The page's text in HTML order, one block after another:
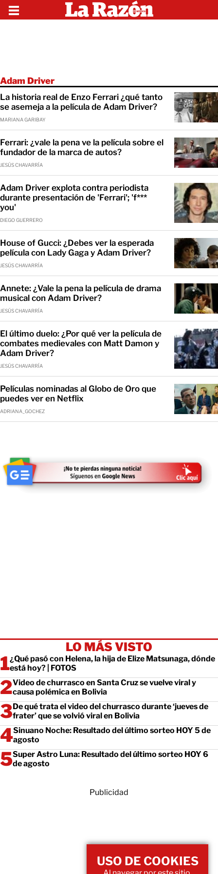
Adam Driver
La historia real de Enzo Ferrari ¿qué tanto
se asemeja a la película de Adam Driver?
MARIANA GARIBAY
Ferrari: ¿vale la pena ve la película sobre el
fundador de la marca de autos?
JESÚS CHAVARRÍA
Adam Driver explota contra periodista
durante presentación de 'Ferrari'; 'f***
you'
DIEGO GUERRERO
House of Gucci: ¿Debes ver la esperada
película con Lady Gaga y Adam Driver?
JESÚS CHAVARRÍA
Annete: ¿Vale la pena la película de drama
musical con Adam Driver?
JESÚS CHAVARRÍA
El último duelo: ¿Por qué ver la película de
combates medievales con Matt Damon y
Adam Driver?
JESÚS CHAVARRÍA
Películas nominadas al Globo de Oro que
puedes ver en Netflix
ADRIANA_GOCHEZ
LO MÁS VISTO
¿Qué pasó con Helena, la hija de Elize Matsunaga, dónde
está hoy? | FOTOS
Video de churrasco en Santa Cruz se vuelve viral y
causa polémica en Bolivia
De qué trata el video del churrasco durante ‘jueves de
frater’ que se volvió viral en Bolivia
Sinuano Noche: Resultado del último sorteo HOY 5 de
agosto
Super Astro Luna: Resultado del último sorteo HOY 6
de agosto
Publicidad
USO DE COOKIES